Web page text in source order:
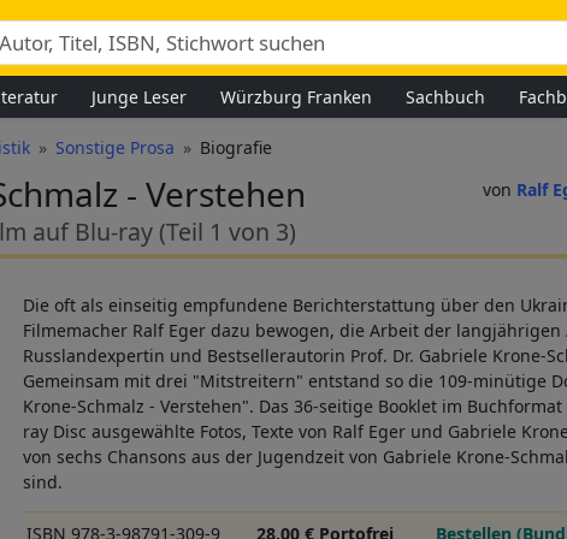
Junge Leser Würzburg Franken Sachbuch
Sonstige Prosa
Biografie
Ralf
- Verstehen
auf Blu-ray (Teil 1 von 3)
Die oft als einseitig empfundene Berichterstattung über den
Filmemacher Ralf Eger dazu bewogen, die Arbeit der langjährigen
Russlandexpertin und Bestsellerautorin Prof. Dr. Gabriele Krone-
Gemeinsam mit drei "Mitstreitern" entstand so die 109-minütige
Krone-Schmalz - Verstehen". Das 36-seitige Booklet im
ray Disc ausgewählte Fotos, Texte von Ralf Eger und Gabriele
von sechs Chansons aus der Jugendzeit von Gabriele Krone-
sind.
ISBN 978-3-98791-309-9 28,00 € Portofrei Bestellen